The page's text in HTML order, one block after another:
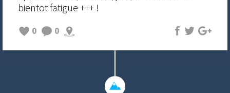
bientot fatigue +++ !
0 0